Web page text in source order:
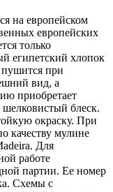
на европейском
европейских
только
египетский хлопок
при
вид, а
приобретает
шелковистый блеск.
окраску. При
качеству мулине
Для
работе
партии. Ее номер
Схемы с